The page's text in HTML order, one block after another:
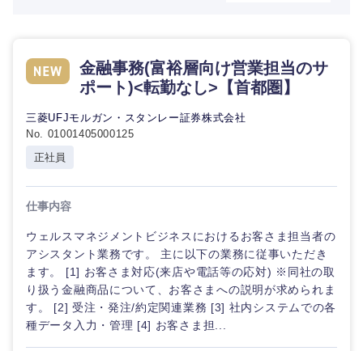
金融事務(富裕層向け営業担当のサ
ポート)<転勤なし>【首都圏】
三菱UFJモルガン・スタンレー証券株式会社
No. 01001405000125
正社員
仕事内容
ウェルスマネジメントビジネスにおけるお客さま担当者の
アシスタント業務です。 主に以下の業務に従事いただき
ます。 [1] お客さま対応(来店や電話等の応対) ※同社の取
り扱う金融商品について、お客さまへの説明が求められま
す。 [2] 受注・発注/約定関連業務 [3] 社内システムでの各
種データ入力・管理 [4] お客さま担...